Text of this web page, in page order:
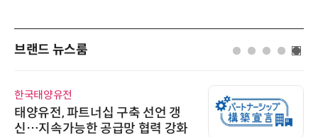
브랜드 뉴스룸
한국태양유전
태양유전, 파트너십 구축 선언 갱
신…지속가능한 공급망 협력 강화